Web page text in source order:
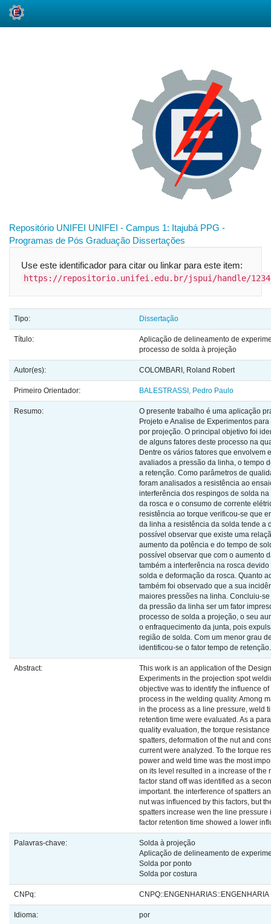
Repositório UNIFEI UNIFEI - Campus 1: Itajubá PPG -
Programas de Pós Graduação Dissertações
Use este identificador para citar ou linkar para este item:
https://repositorio.unifei.edu.br/jspui/handle/
Tipo: Dissertação
Título:
Aplicação de delineamento de
processo de solda à projeção
Autor(es): COLOMBARI, Roland Robert
Primeiro Orientador: BALESTRASSI, Pedro Paulo
Resumo:
O presente trabalho é uma aplicação
Projeto e Analise de Experimentos
por projeção. O principal objetivo foi
de alguns fatores deste processo na
Dentre os vários fatores que envolvem
avaliados a pressão da linha, o tempo
a retenção. Como parâmetros de
foram analisados a resistência ao
interferência dos respingos de solda
da rosca e o consumo de corrente
resistência ao torque verificou-se que
da linha a resistência da solda tende a
possível observar que existe uma
aumento da potência e do tempo de
possível observar que com o aumento
também a interferência na rosca
solda e deformação da rosca. Quanto
também foi observado que a sua
maiores pressões na linha. Concluiu-
da pressão da linha ser um fator
processo de solda a projeção, o seu
o enfraquecimento da junta, pois
região de solda. Com um menor grau
identificou-se o fator tempo de retenção.
Abstract:
This work is an application of the
Experiments in the projection spot
objective was to identify the influence
process in the welding quality. Among
in the process as a line pressure, weld
retention time were evaluated. As a
quality evaluation, the torque
spatters, deformation of the nut and
current were analyzed. To the torque
power and weld time was the most
on its level resulted in a increase of the
factor stand off was identified as a
important. the interference of spatters
nut was influenced by this factors, but
spatters increase wen the line pressure
factor retention time showed a lower
Palavras-chave:
Solda à projeção
Aplicação de delineamento de
Solda por ponto
Solda por costura
CNPq:
Idioma: por